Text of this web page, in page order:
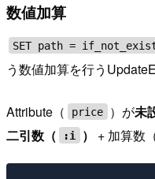
数値加算
SET path =
う数値加算を行う
Attribute（ price ）が未
二引数（
:i ） + 加算数